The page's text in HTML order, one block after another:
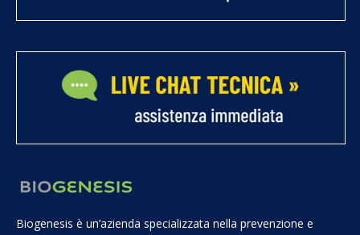
Biogenesis è un’azienda specializzata nella prevenzione e